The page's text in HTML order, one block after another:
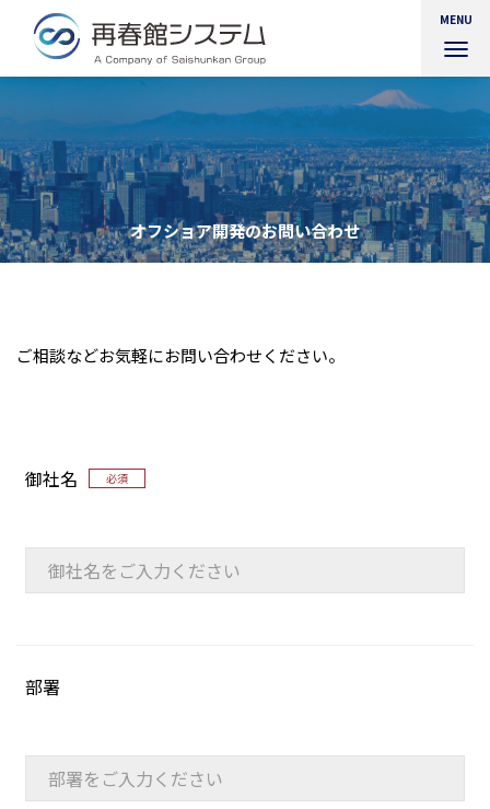
MENU
ゲ
シ
ョ
ン
を
切
オフショア開発のお問い合わせ
ご相談などお気軽にお問い合わせください。
御社名 必須
部署